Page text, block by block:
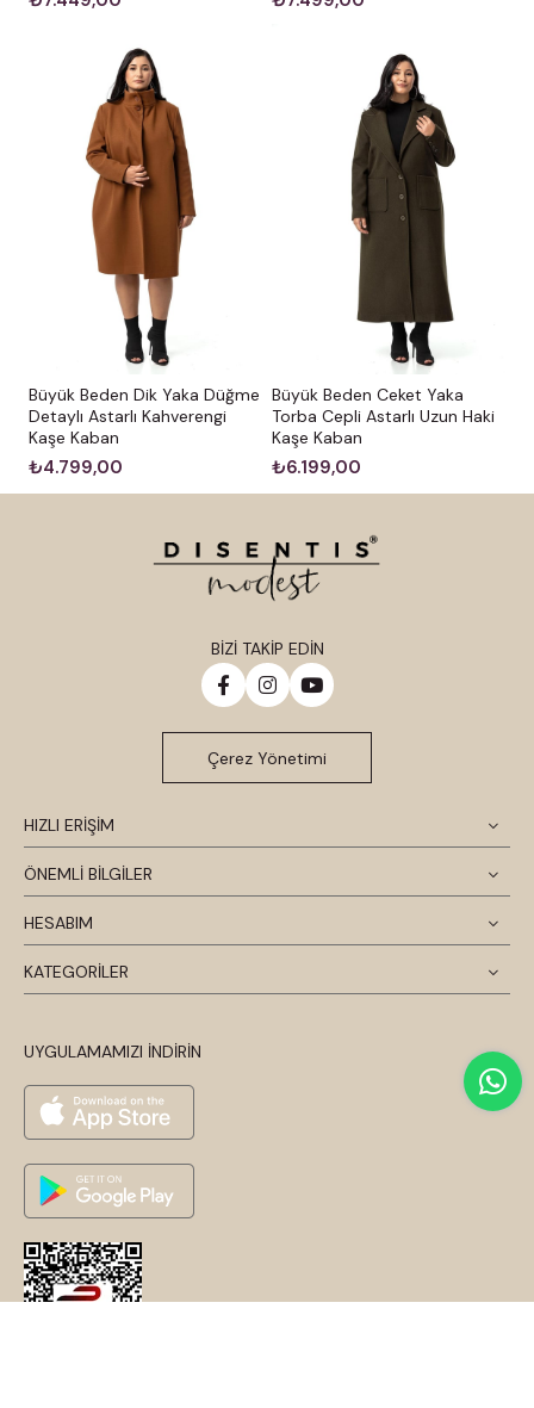
Büyük Beden Dik Yaka Düğme
Detaylı Astarlı Kahverengi
Kaşe Kaban
₺4.799,00
Büyük Beden Ceket Yaka
Torba Cepli Astarlı Uzun Haki
Kaşe Kaban
₺6.199,00
HIZLI ERİŞİM
ÖNEMLİ BİLGİLER
HESABIM
KATEGORİLER
UYGULAMAMIZI İNDİRİN
BİZİ TAKİP EDİN
Çerez Yönetimi